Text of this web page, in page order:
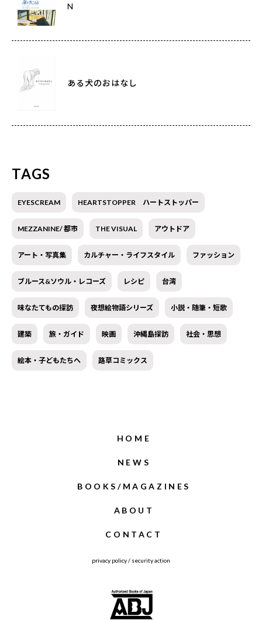
N
ある犬のおはなし
TAGS
EYESCREAM HEARTSTOPPER ハートストッパー
MEZZANINE/ 都市 THE VISUAL アウトドア
アート・写真集 カルチャー・ライフスタイル ファッション
ブルース&ソウル・レコーズ レシピ 台湾
味なたてもの探訪 夜想絵物語シリーズ 小説・随筆・短歌
建築 旅・ガイド 映画 沖縄島探訪 社会・思想
絵本・子どもたちへ 路草コミックス
HOME
NEWS
BOOKS/MAGAZINES
ABOUT
CONTACT
privacy policy/ security action